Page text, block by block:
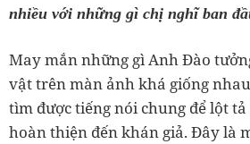
nhiều với những gì chị nghĩ ban
May mắn những gì Anh Đào
vật trên màn ảnh khá giống
tìm được tiếng nói chung để lột
hoàn thiện đến khán giả. Đây là